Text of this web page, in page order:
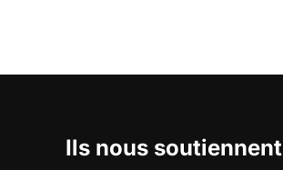
Ils nous soutiennent